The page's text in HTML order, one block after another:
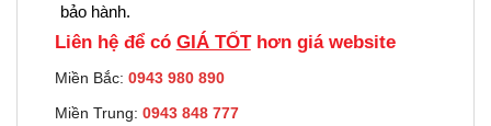
bảo hành.
Liên hệ để có GIÁ TỐThơn giá website
Miền Bắc: 0943 980 890
Miền Trung: 0943 848 777